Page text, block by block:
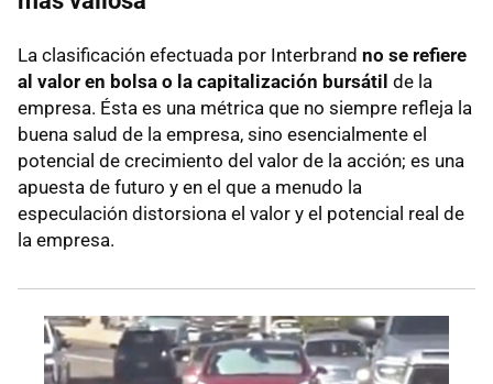
La clasificación efectuada por Interbrand no se refiere
al valor en bolsa o la capitalización bursátil de la
empresa. Ésta es una métrica que no siempre refleja la
buena salud de la empresa, sino esencialmente el
potencial de crecimiento del valor de la acción; es una
apuesta de futuro y en el que a menudo la
especulación distorsiona el valor y el potencial real de
la empresa.